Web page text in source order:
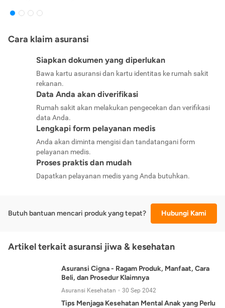
Cara klaim asuransi
Siapkan dokumen yang diperlukan
Bawa kartu asuransi dan kartu identitas ke rumah sakit
rekanan.
Data Anda akan diverifikasi
Rumah sakit akan melakukan pengecekan dan verifikasi
data Anda.
Lengkapi form pelayanan medis
Anda akan diminta mengisi dan tandatangani form
pelayanan medis.
Proses praktis dan mudah
Dapatkan pelayanan medis yang Anda butuhkan.
Butuh bantuan mencari produk yang tepat? Hubungi Kami
Artikel terkait asuransi jiwa & kesehatan
Asuransi Cigna - Ragam Produk, Manfaat, Cara
Beli, dan Prosedur Klaimnya
Asuransi Kesehatan 30 Sep 2042
Tips Menjaga Kesehatan Mental Anak yang Perlu